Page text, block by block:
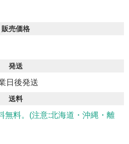
販売価格
発送
日後発送
送料
無料。(注意:北海道・沖縄・離